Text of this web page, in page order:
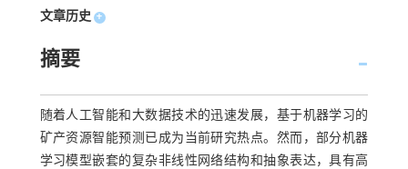
文章历史 +
摘要
随着人工智能和大数据技术的迅速发展，基于机器学习的
矿产资源智能预测已成为当前研究热点。然而，部分机器
学习模型嵌套的复杂非线性网络结构和抽象表达，具有高